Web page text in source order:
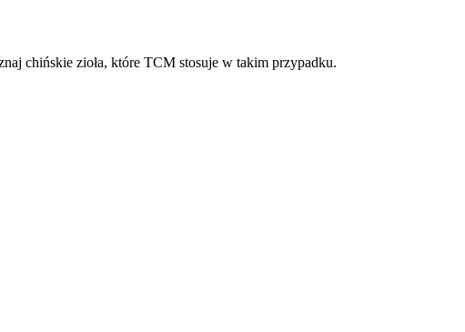
chińskie zioła, które TCM stosuje w takim przypadku.